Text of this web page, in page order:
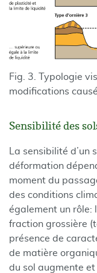
Fig. 3. Typologie
modifications
Sensibilité des
La sensibilité
déformation
moment du
des conditions
également un rôle:
fraction grossière
présence de
de matière
du sol augmente